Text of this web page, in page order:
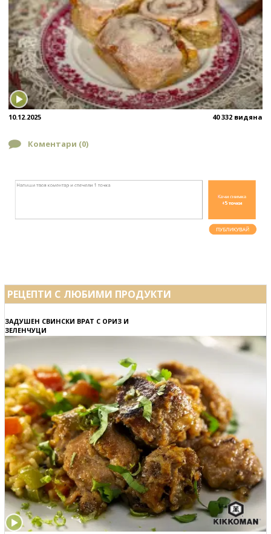
10.12.2025 40 332 видяна
Коментари (0)
РЕЦЕПТИ С ЛЮБИМИ ПРОДУКТИ
ЗАДУШЕН СВИНСКИ ВРАТ С ОРИЗ И
ЗЕЛЕНЧУЦИ